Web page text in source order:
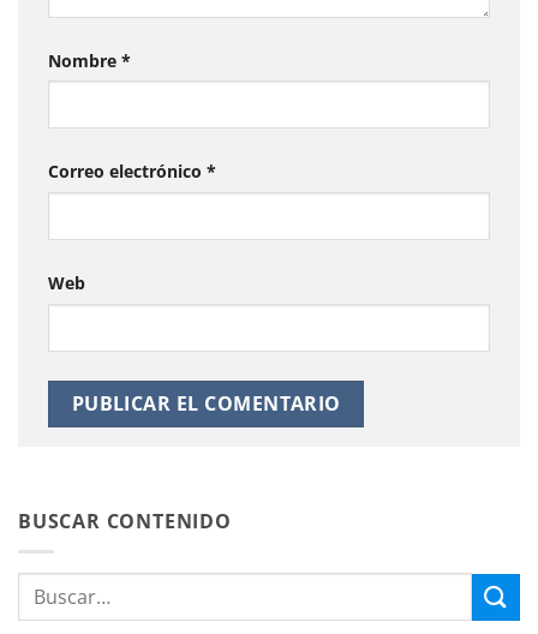
Nombre *
Correo electrónico *
Web
BUSCAR CONTENIDO